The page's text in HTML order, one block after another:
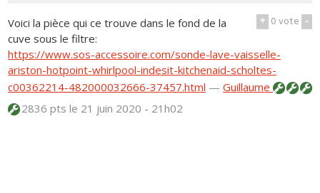
+ 0vote -
Voici la pièce qui ce trouve dans le fond de la
cuve sous le filtre:
https://www.sos-accessoire.com/sonde-lave-vaisselle-
ariston-hotpoint-whirlpool-indesit-kitchenaid-scholtes-
c00362214-482000032666-37457.html —Guillaume
2836 ptsle 21 juin 2020 - 21h02